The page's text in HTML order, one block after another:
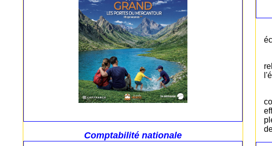
Comptabilité nationale